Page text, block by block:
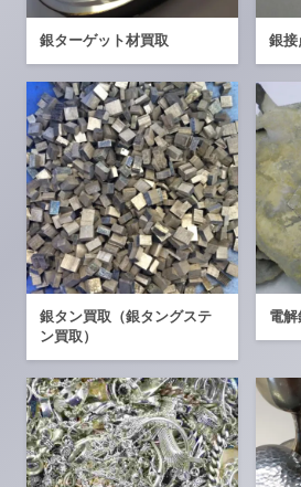
銀ターゲット材買取 銀接
銀タン買取（銀タングステ
ン買取）
電解